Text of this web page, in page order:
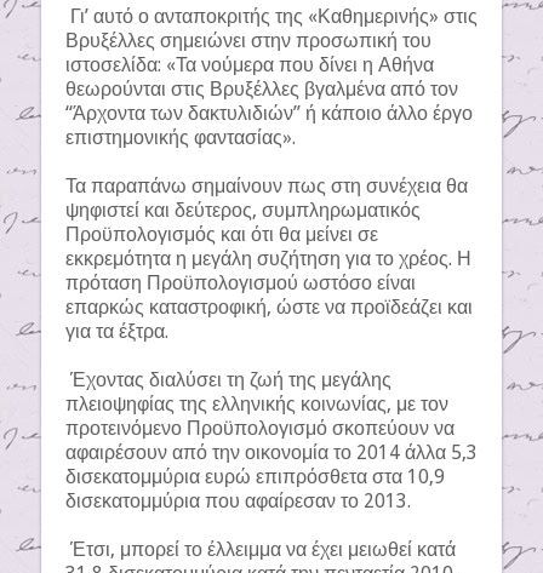
Γι’ αυτό ο ανταποκριτής της «Καθημερινής» στις
Βρυξέλλες σημειώνει στην προσωπική του
ιστοσελίδα: «Τα νούμερα που δίνει η Αθήνα
θεωρούνται στις Βρυξέλλες βγαλμένα από τον
“Άρχοντα των δακτυλιδιών” ή κάποιο άλλο έργο
επιστημονικής φαντασίας».
Τα παραπάνω σημαίνουν πως στη συνέχεια θα
ψηφιστεί και δεύτερος, συμπληρωματικός
Προϋπολογισμός και ότι θα μείνει σε
εκκρεμότητα η μεγάλη συζήτηση για το χρέος. Η
πρόταση Προϋπολογισμού ωστόσο είναι
επαρκώς καταστροφική, ώστε να προϊδεάζει και
για τα έξτρα.
Έχοντας διαλύσει τη ζωή της μεγάλης
πλειοψηφίας της ελληνικής κοινωνίας, με τον
προτεινόμενο Προϋπολογισμό σκοπεύουν να
αφαιρέσουν από την οικονομία το 2014 άλλα 5,3
δισεκατομμύρια ευρώ επιπρόσθετα στα 10,9
δισεκατομμύρια που αφαίρεσαν το 2013.
Έτσι, μπορεί το έλλειμμα να έχει μειωθεί κατά